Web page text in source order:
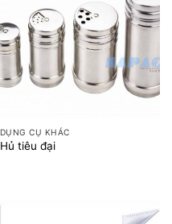
DỤNG CỤ KHÁC
Hủ tiêu đại